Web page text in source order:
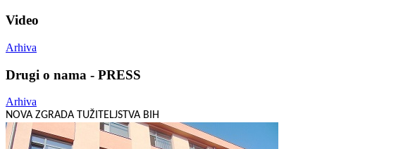
Video
Arhiva
Drugi o nama - PRESS
Arhiva
NOVA ZGRADA TUŽITELJSTVA BIH